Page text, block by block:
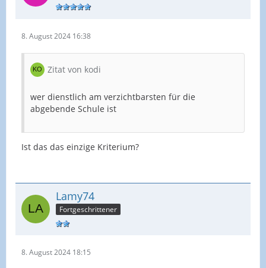
8. August 2024 16:38
Zitat von kodi
wer dienstlich am verzichtbarsten für die
abgebende Schule ist
Ist das das einzige Kriterium?
Lamy74
Fortgeschrittener
8. August 2024 18:15